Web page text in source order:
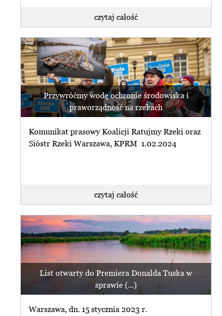
czytaj całość
Przywróćmy wodę ochronie środowiska i
praworządność na rzekach
Komunikat prasowy Koalicji Ratujmy Rzeki oraz
Sióstr Rzeki Warszawa, KPRM 1.02.2024
czytaj całość
List otwarty do Premiera Donalda Tuska w
sprawie (...)
Warszawa, dn. 15 stycznia 2023 r.